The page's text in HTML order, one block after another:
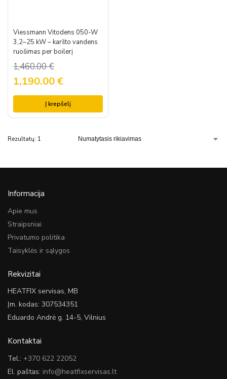
Viessmann Vitodens 050-W
3,2–25 kW – karšto vandens
ruošimas per boilerį
1,460.00€
1,190.00€
Į krepšelį
Rezultatų: 1
Informacija
Apie mus
Straipsniai
Privatumo politika
Taisyklės ir sąlygos
Rekvizitai
HEATFIX servisas, MB
Įm. kodas: 307534351
Eduardo Andrė g. 14-5, Vilnius
Kontaktai
Tel.: +370 622 22052
El. paštas: info@heatfixservisas.lt